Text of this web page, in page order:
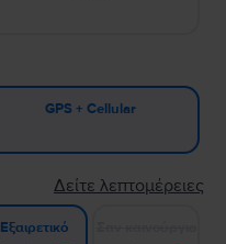
GPS + Cellular
Δείτε λεπτομέρειες
Εξαιρετικό